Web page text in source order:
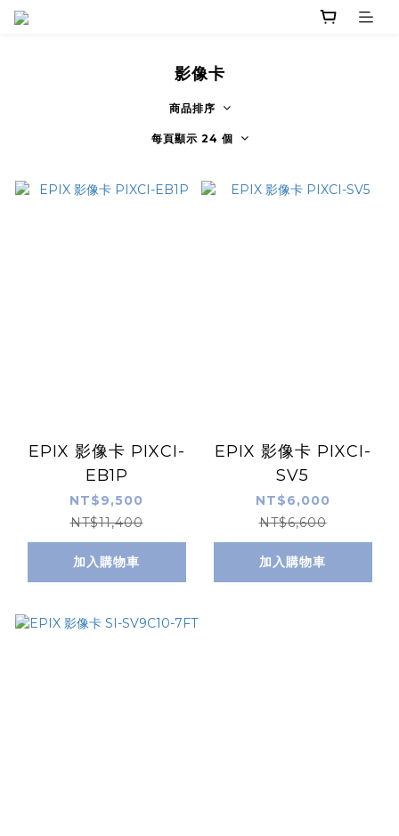
影像卡
商品排序
每頁顯示 24 個
EPIX 影像卡 PIXCI-
EB1P
NT$9,500
NT$11,400
加入購物車
EPIX 影像卡 PIXCI-
SV5
NT$6,000
NT$6,600
加入購物車